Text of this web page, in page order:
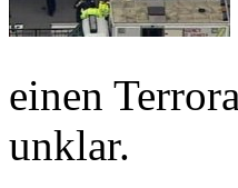
einen
unklar.